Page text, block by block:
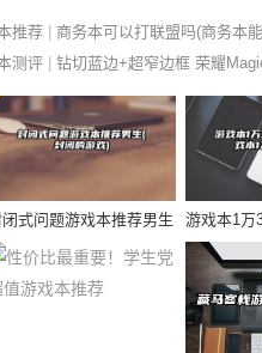
推荐
商务本可以打联盟吗(商务本
测评
钻切蓝边+超窄边框 荣耀
导购|笔记本麦克风排名(笔记本麦
推荐|世界杯之余的白色劲爽之选！
导购
女用笔记本排名(女性笔记本
便宜炫酷笔记本电脑怎么样(
测评|鸿源笔记本电脑怎么样(鸿源
测评 | 跟惠小微比，智能音箱什么的
推荐|性能较高的商务本子(高性能
富士通的笔记本好不好用的
游戏本视频剪辑软件推荐(游
手
记本排行榜 8000元以上的笔
6
式问题游戏本推荐男生
闭的游戏)
游戏本1万
(游戏本1